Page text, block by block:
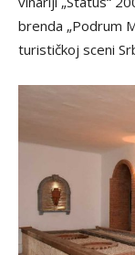
brenda „Podrum
turističkoj sceni